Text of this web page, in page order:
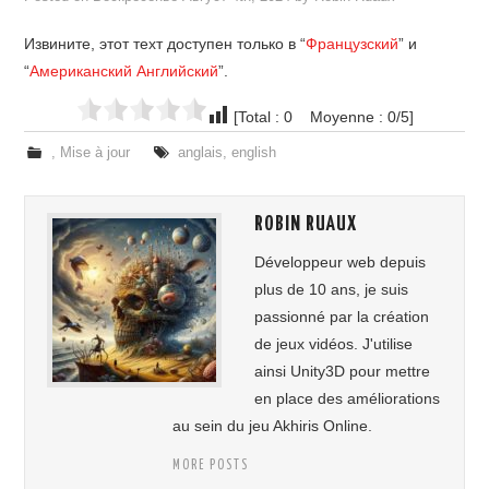
ЗАРЕГИСТРИРОВАТЬСЯ / ВОЙТИ
Извините, этот техт доступен только в “Французский” и
“Американский Английский”.
[Total : 0 Moyenne : 0/5]
, Mise à jour anglais, english
ROBIN RUAUX
Développeur web depuis
plus de 10 ans, je suis
passionné par la création
de jeux vidéos. J'utilise
ainsi Unity3D pour mettre
en place des améliorations
au sein du jeu Akhiris Online.
MORE POSTS